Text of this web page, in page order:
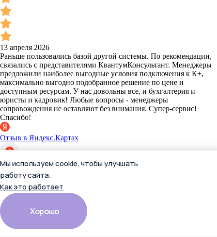
13 апреля 2026
Раньше пользовались базой другой системы. По рекомендации,
связались с представителями КвантумКонсультант. Менеджеры
предложили наиболее выгодные условия подключения к К+,
максимально выгодно подобранное решение по цене и
доступным ресурсам. У нас довольны все, и бухгалтерия и
юристы и кадровик! Любые вопросы - менеджеры
сопровождения не оставляют без внимания. Супер-сервис!
Спасибо!
Отзыв в Яндекс.Картах
Полента
Мы используем cookie, чтобы улучшать
работу сайта.
Как это работает
Хорошо